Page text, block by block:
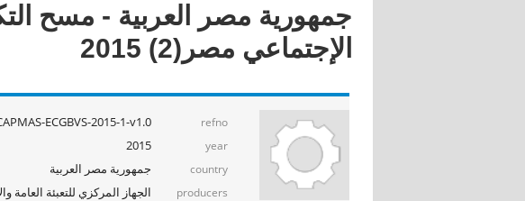
جمهورية مصر العربية - مسح
الإجتماعي مصر(2) 2015
refno
ECGBVS-2015-1-v1.0
year
2015
country جمهورية مصر العربية
producers الجهاز المركزي للتعبئة العامة